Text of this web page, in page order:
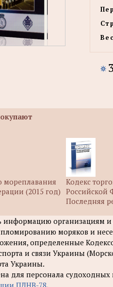
мореплавания
(2015 год)
Кодекс
Российской
Последняя
информацию
моряков и
определенные
и связи Украины
Украины.
для персонала
ПДНВ-78.